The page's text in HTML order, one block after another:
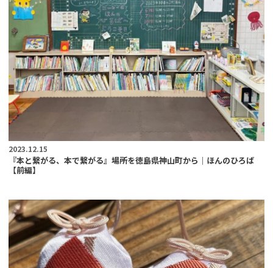
2023.12.15
『本と繋がる、本で繋がる』場所を徳島県神山町から｜ほんのひろば
【前編】